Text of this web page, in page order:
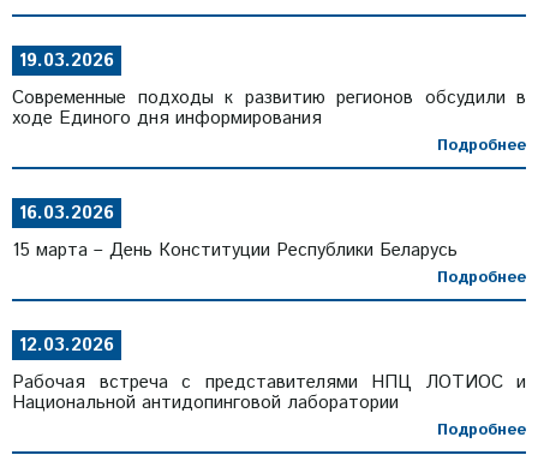
19.03.2026
Современные подходы к развитию регионов обсудили в
ходе Единого дня информирования
Подробнее
16.03.2026
15 марта – День Конституции Республики Беларусь
Подробнее
12.03.2026
Рабочая встреча с представителями НПЦ ЛОТИОС и
Национальной антидопинговой лаборатории
Подробнее